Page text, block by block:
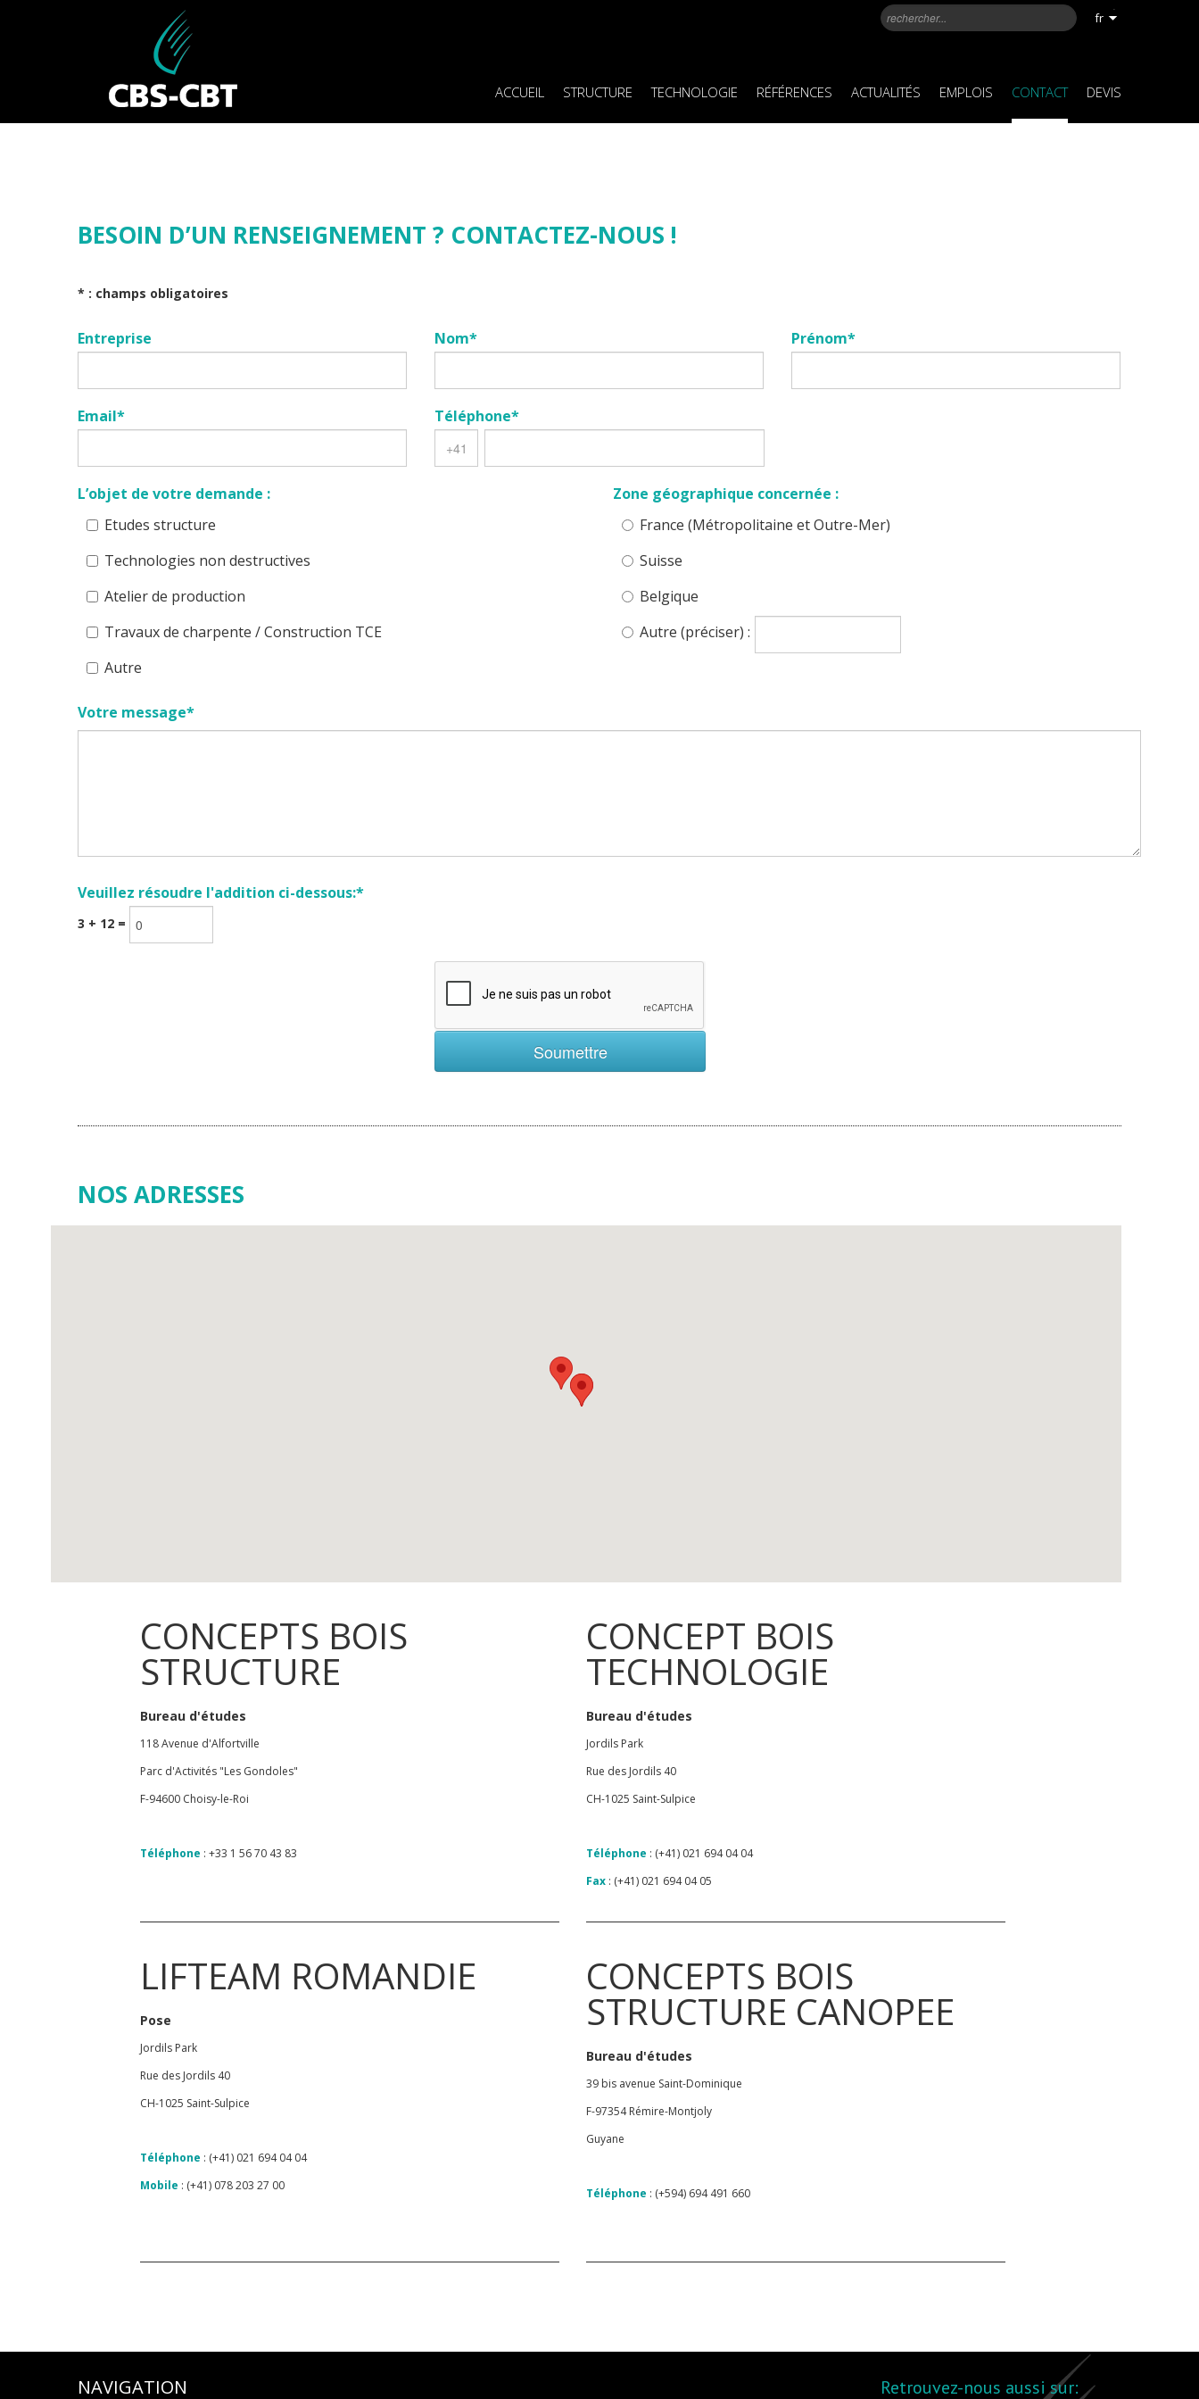
fr
ACCUEIL STRUCTURE TECHNOLOGIE RÉFÉRENCES ACTUALITÉS EMPLOIS CONTACT DEVIS
BESOIN D’UN RENSEIGNEMENT ? CONTACTEZ-NOUS !
* : champs obligatoires
Entreprise Nom* Prénom*
Email* Téléphone*
L’objet de votre demande :
Etudes structure
Technologies non destructives
Atelier de production
Travaux de charpente / Construction TCE
Autre
Zone géographique concernée :
France (Métropolitaine et Outre-Mer)
Suisse
Belgique
Autre (préciser) :
Votre message*
Veuillez résoudre l'addition ci-dessous:*
3 + 12 =
Soumettre
NOS ADRESSES
CONCEPTS BOIS
STRUCTURE
Bureau d'études
118 Avenue d'Alfortville
Parc d'Activités "Les Gondoles"
F-94600 Choisy-le-Roi
Téléphone : +33 1 56 70 43 83
CONCEPT BOIS
TECHNOLOGIE
Bureau d'études
Jordils Park
Rue des Jordils 40
CH-1025 Saint-Sulpice
Téléphone : (+41) 021 694 04 04
Fax : (+41) 021 694 04 05
LIFTEAM ROMANDIE
Pose
Jordils Park
Rue des Jordils 40
CH-1025 Saint-Sulpice
Téléphone : (+41) 021 694 04 04
Mobile : (+41) 078 203 27 00
CONCEPTS BOIS
STRUCTURE CANOPEE
Bureau d'études
39 bis avenue Saint-Dominique
F-97354 Rémire-Montjoly
Guyane
Téléphone : (+594) 694 491 660
NAVIGATION Retrouvez-nous aussi sur: